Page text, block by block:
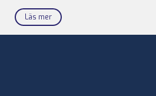
Läs mer